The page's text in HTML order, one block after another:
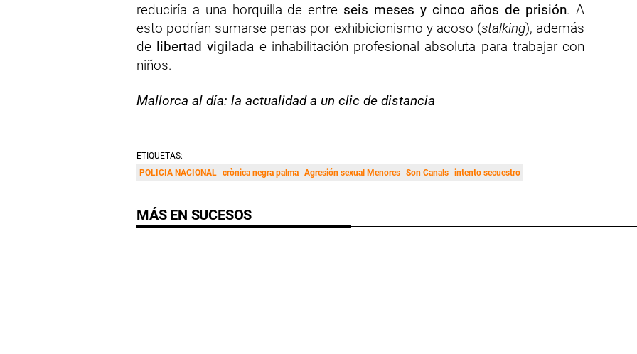
reduciría a una horquilla de entre seis meses y cinco años de prisión. A
esto podrían sumarse penas por exhibicionismo y acoso (stalking), además
de libertad vigilada e inhabilitación profesional absoluta para trabajar con
niños.
Mallorca al día: la actualidad a un clic de distancia
ETIQUETAS:
POLICIA NACIONAL crònica negra palma Agresión sexual Menores Son Canals intento secuestro
MÁS EN SUCESOS